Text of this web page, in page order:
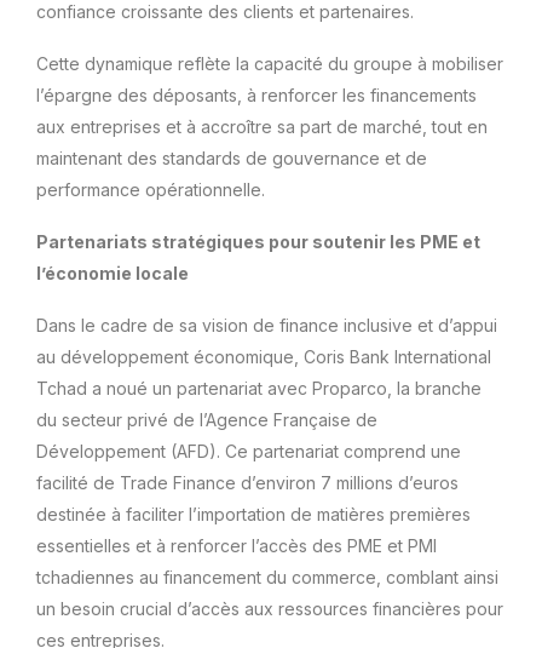
confiance croissante des clients et partenaires.
Cette dynamique reflète la capacité du groupe à mobiliser
l’épargne des déposants, à renforcer les financements
aux entreprises et à accroître sa part de marché, tout en
maintenant des standards de gouvernance et de
performance opérationnelle.
Partenariats stratégiques pour soutenir les PME et
l’économie locale
Dans le cadre de sa vision de finance inclusive et d’appui
au développement économique, Coris Bank International
Tchad a noué un partenariat avec Proparco, la branche
du secteur privé de l’Agence Française de
Développement (AFD). Ce partenariat comprend une
facilité de Trade Finance d’environ 7 millions d’euros
destinée à faciliter l’importation de matières premières
essentielles et à renforcer l’accès des PME et PMI
tchadiennes au financement du commerce, comblant ainsi
un besoin crucial d’accès aux ressources financières pour
ces entreprises.